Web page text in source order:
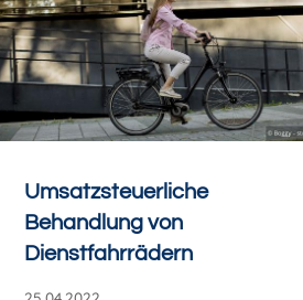
Umsatzsteuerliche
Behandlung von
Dienstfahrrädern